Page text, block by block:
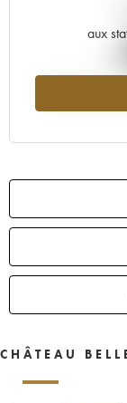
aux
Tendance à la
CHÂTEAU